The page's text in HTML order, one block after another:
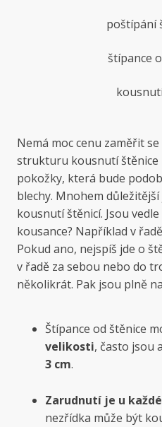
poštípání
štípance
Nemá moc cenu zaměřit
strukturu kousnutí štěnice
pokožky, která bude
blechy. Mnohem
kousnutí štěnicí. Jsou
kousance? Například v
Pokud ano, nejspíš jde o
v řadě za sebou nebo do
několikrát. Pak jsou plně
Štípance od štěnice
velikosti, často jsou
3 cm.
Zarudnutí je u
nezřídka může být